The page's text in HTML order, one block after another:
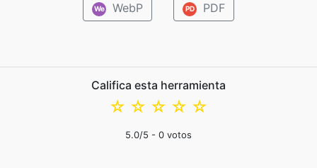
We WebP PD PDF
Califica esta herramienta
☆
☆
☆
☆
☆
5.0/5 - 0 votos